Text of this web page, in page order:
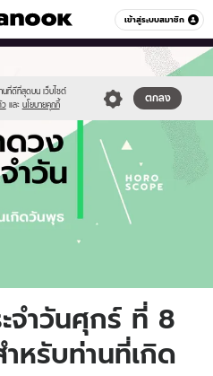
เข้าสู่ระบบสมาชิก
หมวดอื่นๆ
นที่ดีที่สุดบน เว็บไซต์
ว และ นโยบายคุกกี้
ตกลง
จำวันศุกร์ ที่ 8
หรับท่านที่เกิด